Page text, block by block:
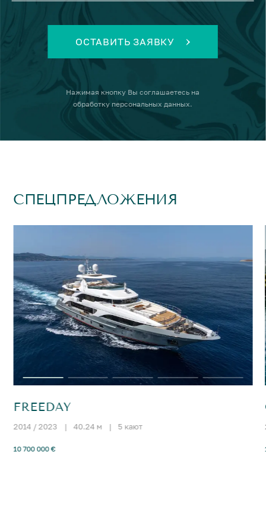
ОСТАВИТЬ ЗАЯВКУ
Нажимая кнопку Вы соглашаетесь на
обработку персональных данных.
СПЕЦПРЕДЛОЖЕНИЯ
FREEDAY
2014 / 2023 | 40.24 м | 5 кают
10 700 000 €